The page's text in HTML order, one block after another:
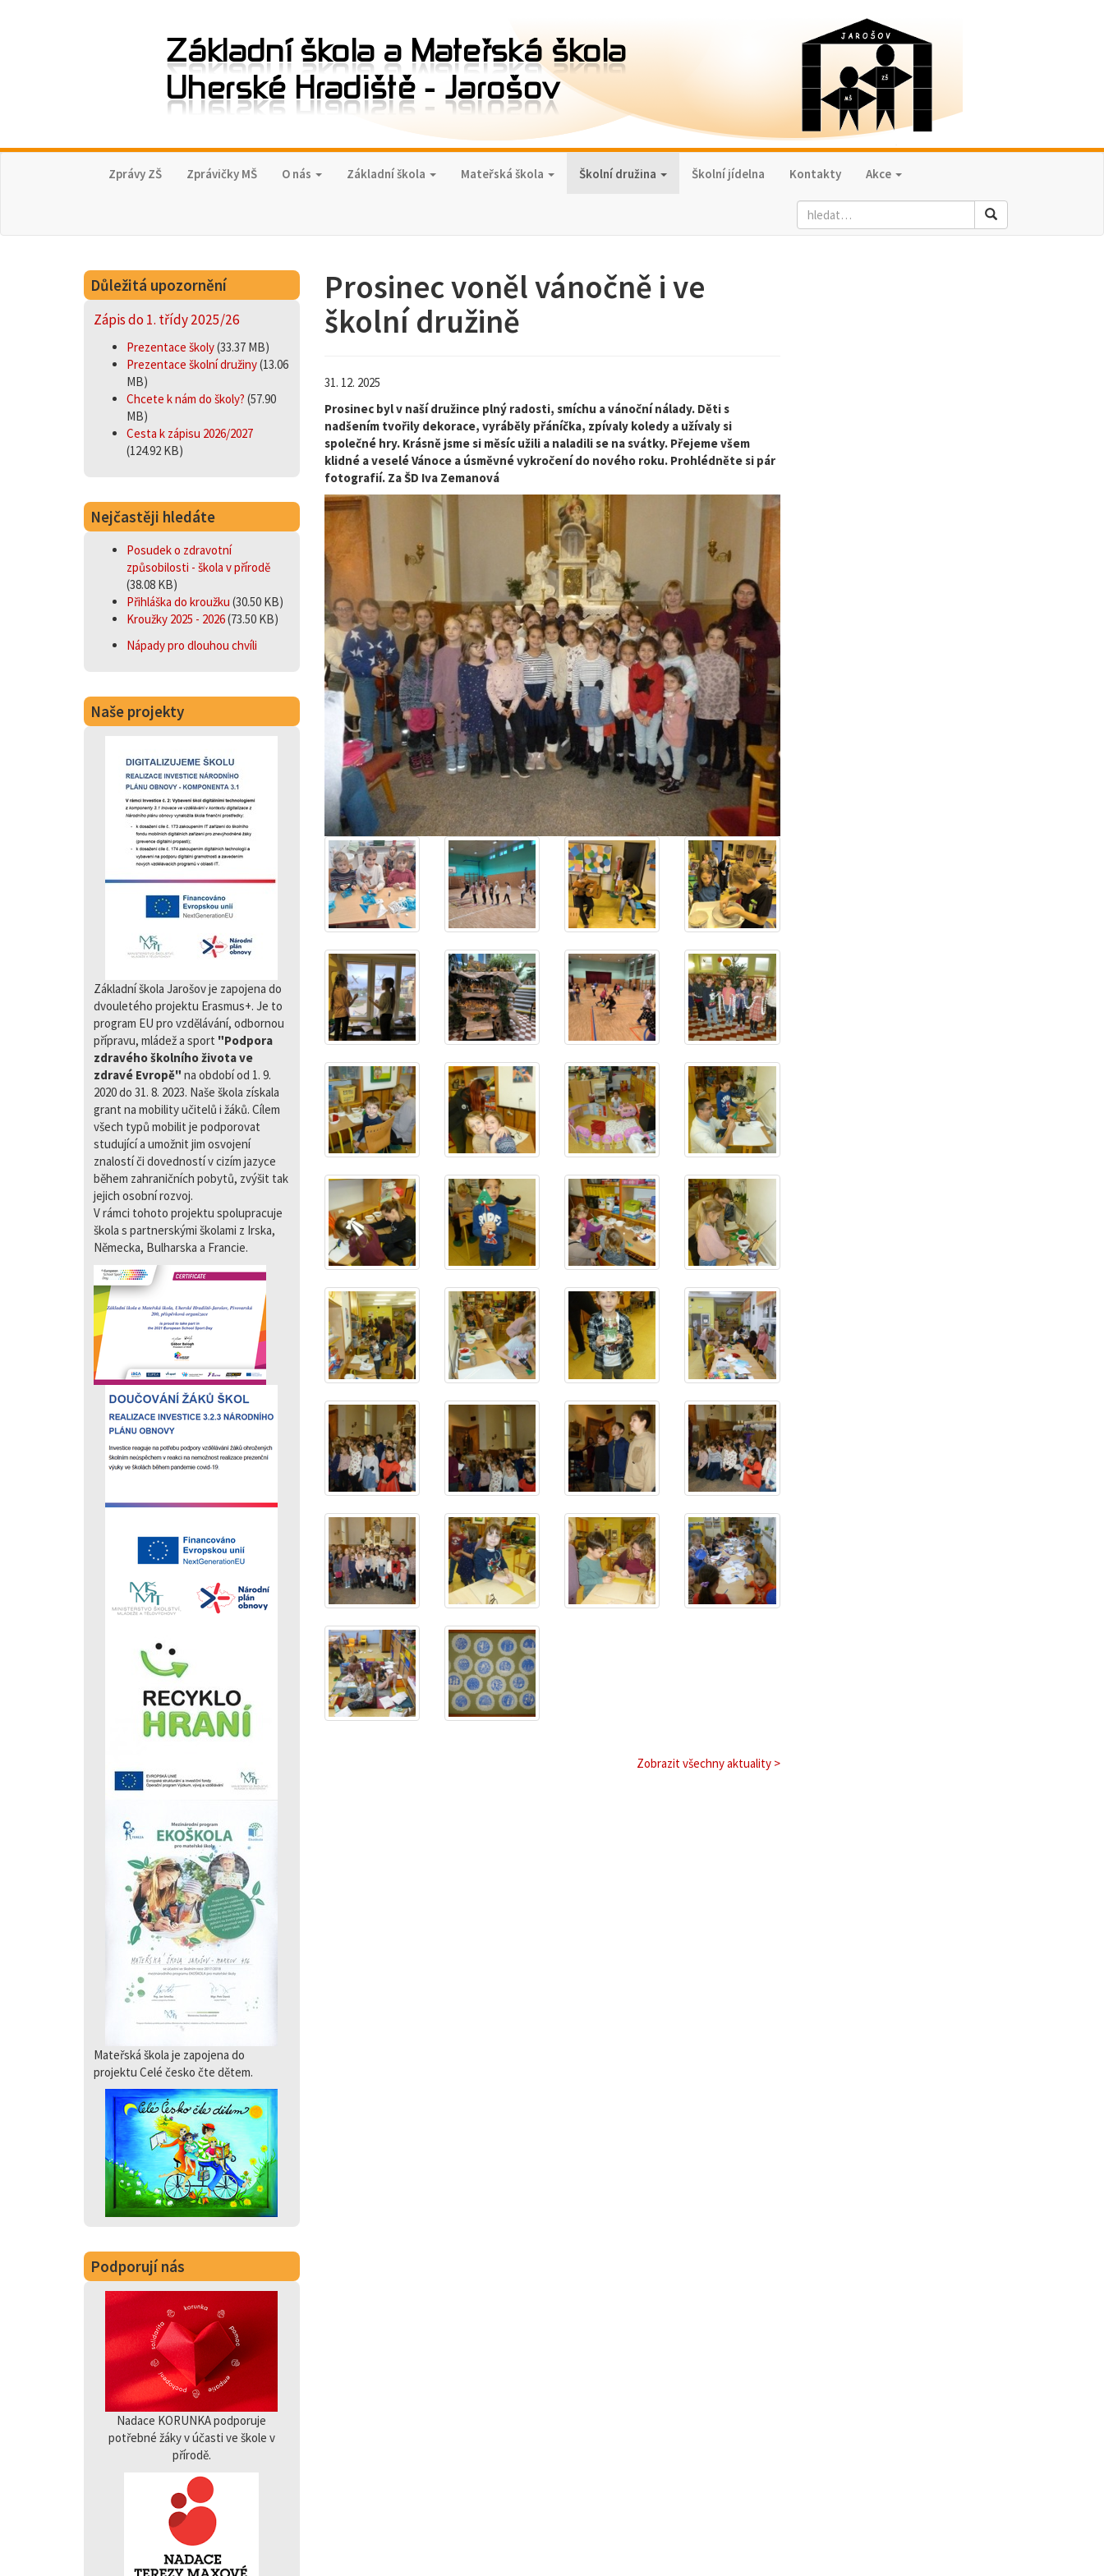
Zprávy ZŠ Zprávičky MŠ O nás Základní škola Mateřská škola Školní družina Školní jídelna Kontakty Akce
Prosinec voněl vánočně i ve
školní družině
31. 12. 2025
Prosinec byl v naší družince plný radosti, smíchu a vánoční nálady. Děti s
nadšením tvořily dekorace, vyráběly přáníčka, zpívaly koledy a užívaly si
společné hry. Krásně jsme si měsíc užili a naladili se na svátky. Přejeme všem
klidné a veselé Vánoce a úsměvné vykročení do nového roku. Prohlédněte si pár
fotografií. Za ŠD Iva Zemanová
Zobrazit všechny aktuality >
Důležitá upozornění
Zápis do 1. třídy 2025/26
Prezentace školy(33.37 MB)
Prezentace školní družiny(13.06
MB)
Chcete k nám do školy? (57.90
MB)
Cesta k zápisu 2026/2027
(124.92 KB)
Nejčastěji hledáte
Posudek o zdravotní
způsobilosti - škola v přírodě
(38.08 KB)
Přihláška do kroužku (30.50 KB)
Kroužky 2025 - 2026(73.50 KB)
Nápady pro dlouhou chvíli
Naše projekty
Základní škola Jarošov je zapojena do
dvouletého projektu Erasmus+. Je to
program EU pro vzdělávání, odbornou
přípravu, mládež a sport "Podpora
zdravého školního života ve
zdravé Evropě" na období od 1. 9.
2020 do 31. 8. 2023. Naše škola získala
grant na mobility učitelů i žáků. Cílem
všech typů mobilit je podporovat
studující a umožnit jim osvojení
znalostí či dovedností v cizím jazyce
během zahraničních pobytů, zvýšit tak
jejich osobní rozvoj.
V rámci tohoto projektu spolupracuje
škola s partnerskými školami z Irska,
Německa, Bulharska a Francie.
Mateřská škola je zapojena do
projektu Celé česko čte dětem.
Podporují nás
Nadace KORUNKA podporuje
potřebné žáky v účasti ve škole v
přírodě.